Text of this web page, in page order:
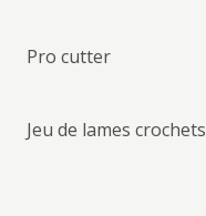
Pro cutter
Jeu de lames crochets